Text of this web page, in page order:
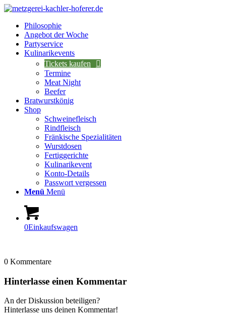
Philosophie
Angebot der Woche
Partyservice
Kulinarikevents
Tickets kaufen
Termine
Meat Night
Beefer
Bratwurstkönig
Shop
Schweinefleisch
Rindfleisch
Fränkische Spezialitäten
Wurstdosen
Fertiggerichte
Kulinarikevent
Konto-Details
Passwort vergessen
Menü Menü
0Einkaufswagen
0 Kommentare
Hinterlasse einen Kommentar
An der Diskussion beteiligen?
Hinterlasse uns deinen Kommentar!